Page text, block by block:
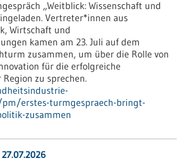
„Weitblick: Wissenschaft und
Vertreter*innen aus
Wirtschaft und
kamen am 23. Juli auf dem
zusammen, um über die Rolle von
für die erfolgreiche
zu sprechen.
erstes-turmgespraech-bringt-
zusammen